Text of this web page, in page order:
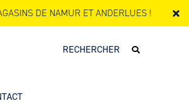
DE NAMUR ET ANDERLUES !